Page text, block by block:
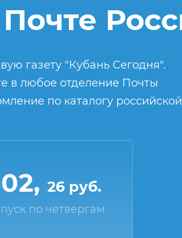
газету "Кубань Сегодня".
в любое отделение Почты
по каталогу российской
26 руб.
по четвергам